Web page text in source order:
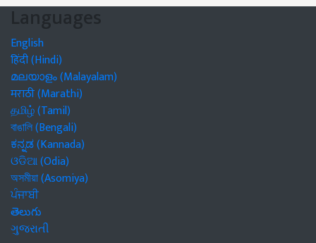
Languages
English
हिंदी (Hindi)
മലയാളം (Malayalam)
मराठी (Marathi)
தமிழ் (Tamil)
বাঙালি (Bengali)
ಕನ್ನಡ (Kannada)
ଓଡିଆ (Odia)
অসমীয়া (Asomiya)
ਪੰਜਾਬੀ
తెలుగు
ગુજરાતી